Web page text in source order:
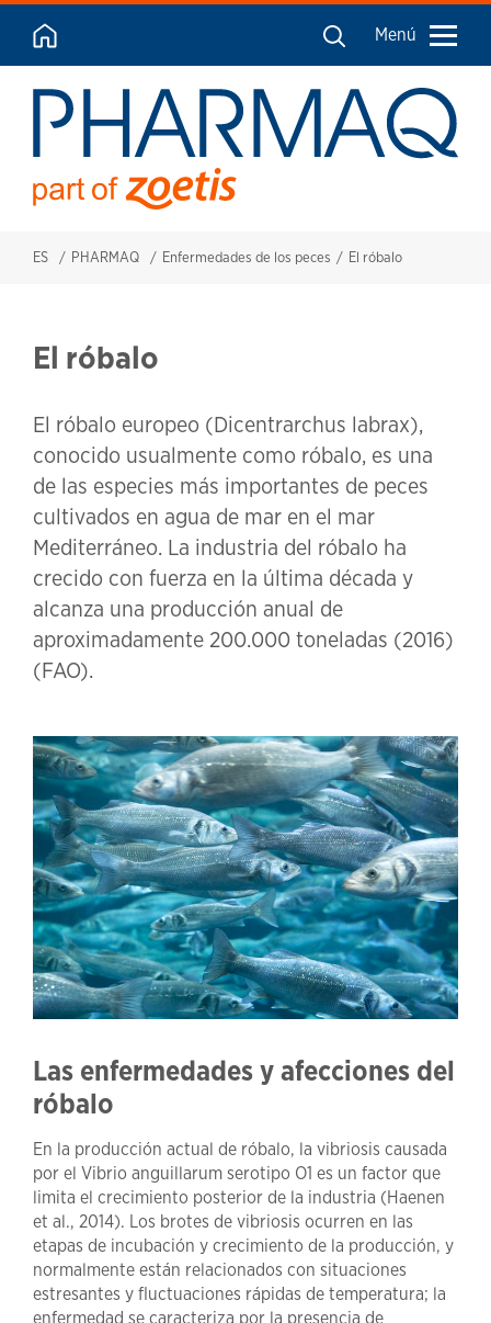
Menú
ES PHARMAQ Enfermedades de los peces El róbalo
El róbalo
El róbalo europeo (Dicentrarchus labrax),
conocido usualmente como róbalo, es una
de las especies más importantes de peces
cultivados en agua de mar en el mar
Mediterráneo. La industria del róbalo ha
crecido con fuerza en la última década y
alcanza una producción anual de
aproximadamente 200.000 toneladas (2016)
(FAO).
Las enfermedades y afecciones del
róbalo
En la producción actual de róbalo, la vibriosis causada
por el Vibrio anguillarum serotipo O1 es un factor que
limita el crecimiento posterior de la industria (Haenen
et al., 2014). Los brotes de vibriosis ocurren en las
etapas de incubación y crecimiento de la producción, y
normalmente están relacionados con situaciones
estresantes y fluctuaciones rápidas de temperatura; la
enfermedad se caracteriza por la presencia de